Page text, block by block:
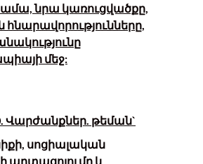
նրա կառուցվածքը,
մեջ:
Վարժանքներ. թեման`
սոցիալական
արտացոլումը և